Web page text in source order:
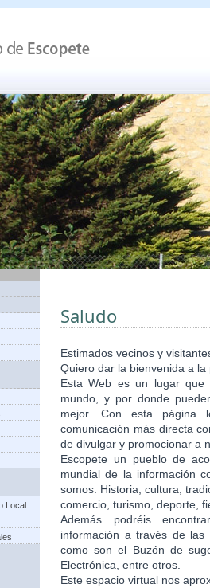
Local
Saludo
Estimados vecinos y
Quiero dar la bienvenida a
Esta Web es un lugar
mundo, y por donde
mejor. Con esta página
comunicación más directa
de divulgar y promocionar a
Escopete un pueblo de
mundial de la información
somos: Historia, cultura,
comercio, turismo, deporte,
Además podréis
información a través de
como son el Buzón de
Electrónica, entre otros.
Este espacio virtual nos